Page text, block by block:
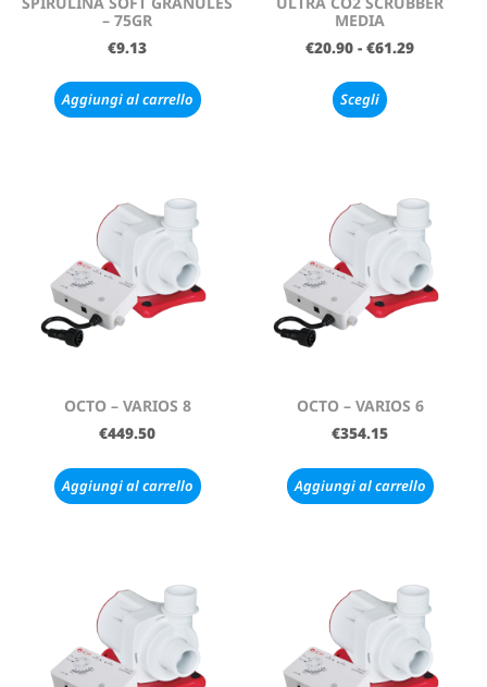
– 75GR
€9.13
Aggiungi al carrello
MEDIA
€20.90 - €61.29
Scegli
OCTO – VARIOS 8
€449.50
Aggiungi al carrello
OCTO – VARIOS 6
€354.15
Aggiungi al carrello